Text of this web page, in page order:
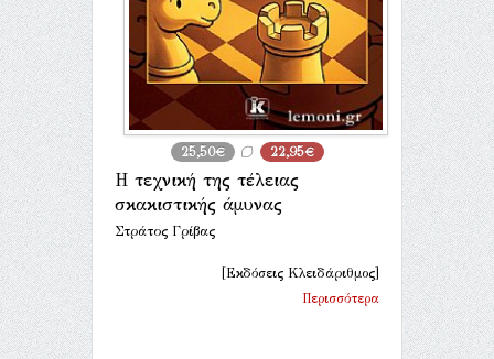
25,50€ 22,95€
Η τεχνική της τέλειας
σκακιστικής άμυνας
Στράτος Γρίβας
[Εκδόσεις Κλειδάριθμος]
Περισσότερα